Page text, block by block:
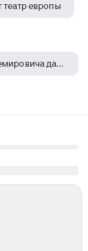
театр европы
реформа театра станиславского и немировича данченко